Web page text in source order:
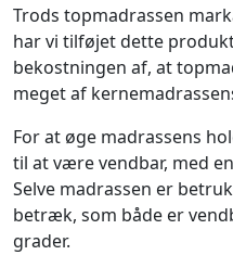
Trods topmadrassen
har vi tilføjet dette
bekostningen af, at
meget af
For at øge madrassens
til at være vendbar, med
Selve madrassen er
betræk, som både er
grader.